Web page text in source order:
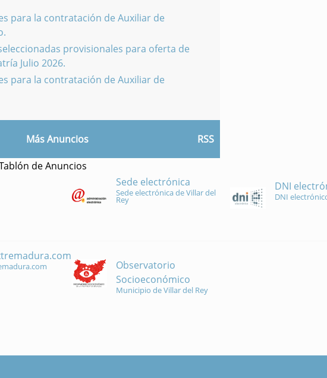
para la contratación de Auxiliar de
provisionales para oferta de
Julio 2026.
para la contratación de Auxiliar de
Más Anuncios RSS
Sede electrónica
Sede electrónica de Villar del
Rey
DNI
DNI
Observatorio
Socioeconómico
Municipio de Villar del Rey